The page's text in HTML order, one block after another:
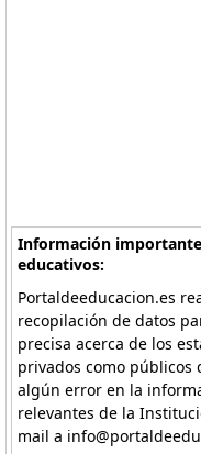
Información
educativos:
Portaldeeducacion.es
recopilación de datos
precisa acerca de los
privados como públicos
algún error en la
relevantes de la
mail a